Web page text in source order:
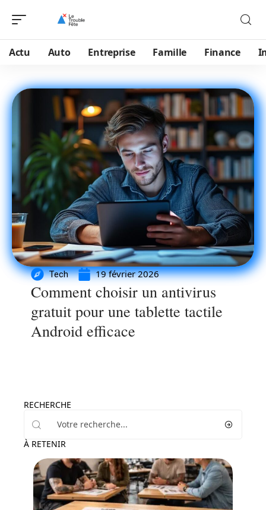
Actu Auto Entreprise Famille Finance
Tech 19 février 2026
Comment choisir un antivirus
gratuit pour une tablette tactile
Android efficace
RECHERCHE
À RETENIR